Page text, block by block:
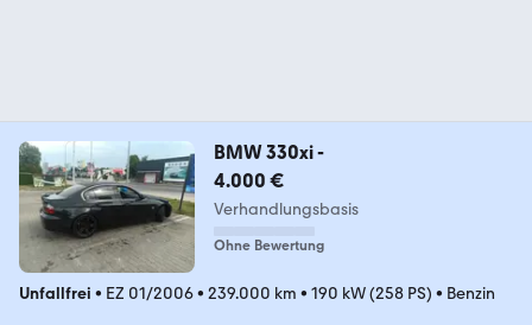
BMW 330xi -
4.000 €
Verhandlungsbasis
Ohne Bewertung
Unfallfrei • EZ 01/2006• 239.000 km • 190 kW (258 PS) • Benzin